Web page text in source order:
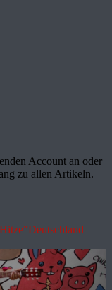
Account an oder
zu allen Artikeln.
Hitze"Deutschland